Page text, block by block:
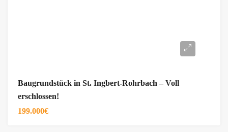
Baugrundstück in St. Ingbert-Rohrbach – Voll
erschlossen!
199.000€